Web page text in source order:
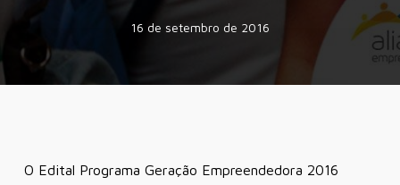
16 de setembro de 2016
O Edital Programa Geração Empreendedora 2016